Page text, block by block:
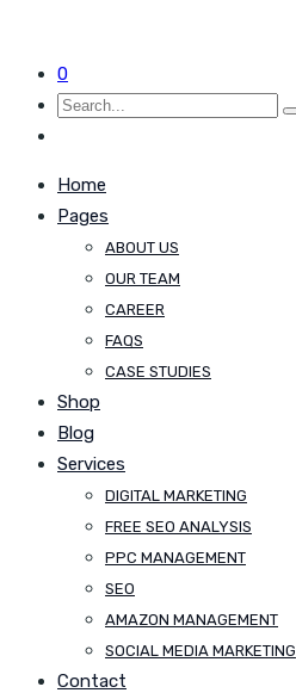
0
Home
Pages
ABOUT US
OUR TEAM
CAREER
FAQS
CASE STUDIES
Shop
Blog
Services
DIGITAL MARKETING
FREE SEO ANALYSIS
PPC MANAGEMENT
SEO
AMAZON MANAGEMENT
SOCIAL MEDIA MARKETING
Contact